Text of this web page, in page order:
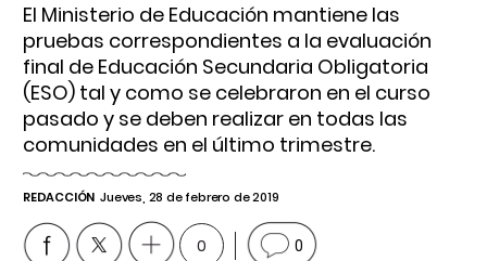
El Ministerio de Educación mantiene las
pruebas correspondientes a la evaluación
final de Educación Secundaria Obligatoria
(ESO) tal y como se celebraron en el curso
pasado y se deben realizar en todas las
comunidades en el último trimestre.
REDACCIÓN Jueves, 28 de febrero de 2019
0 0